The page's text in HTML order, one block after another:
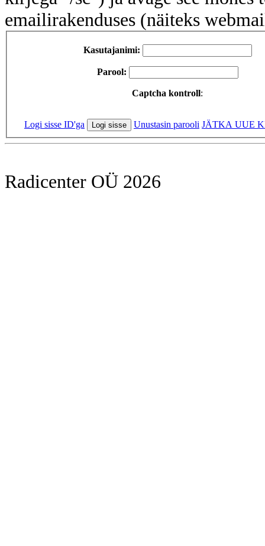
emailirakenduses (näiteks
Kasutajanimi:
Parool:
Captcha kontroll:
Logi sisse ID'ga Unustasin parooli JÄTKA UUE
Radicenter OÜ 2026